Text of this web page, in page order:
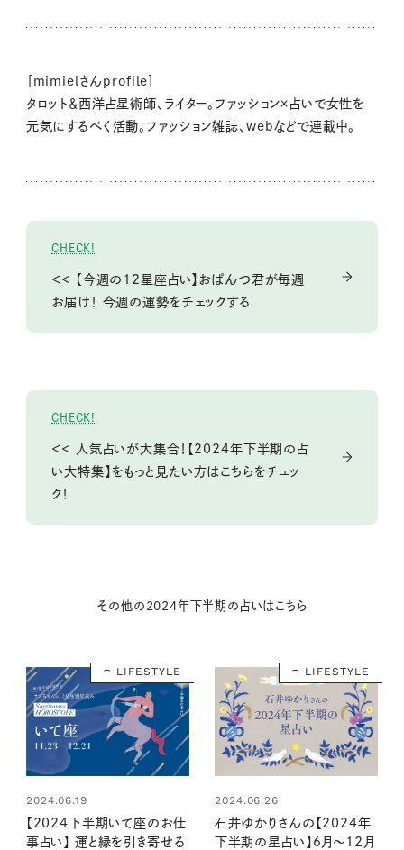
［mimielさんprofile］
タロット＆西洋占星術師、ライター。ファッション×占いで女性を
元気にするべく活動。ファッション雑誌、webなどで連載中。
CHECK!
＜＜ 【今週の12星座占い】おぱんつ君が毎週
お届け！ 今週の運勢をチェックする
CHECK!
＜＜ 人気占いが大集合！【2024年下半期の占
い大特集】をもっと見たい方はこちらをチェッ
ク！
その他の2024年下半期の占いはこちら
LIFESTYLE
2024.06.19
【2024下半期いて座のお仕
事占い】 運と縁を引き寄せる
LIFESTYLE
2024.06.26
石井ゆかりさんの【2024年
下半期の星占い】6月～12月